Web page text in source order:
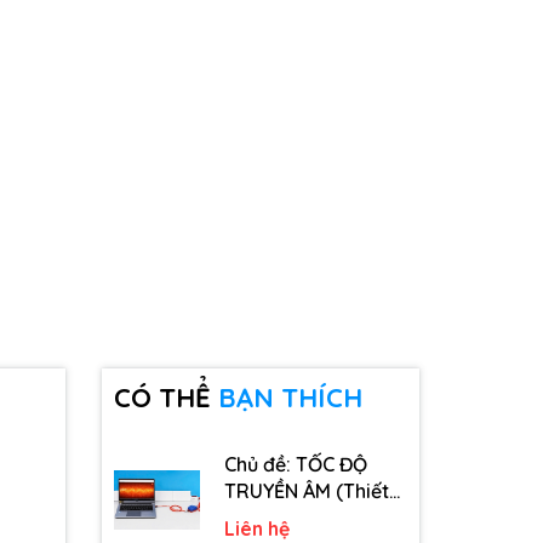
CÓ THỂ BẠN THÍCH
Chủ đề: TỐC ĐỘ
TRUYỀN ÂM (Thiết
bị, dụng cụ, vật tư
Liên hệ